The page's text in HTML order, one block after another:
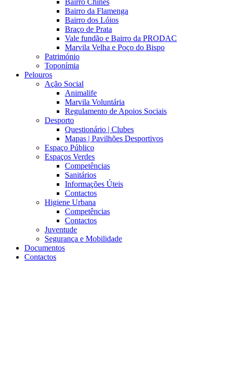
Bairro Chinês
Bairro da Flamenga
Bairro dos Lóios
Braço de Prata
Vale fundão e Bairro da PRODAC
Marvila Velha e Poço do Bispo
Património
Toponímia
Pelouros
Ação Social
Animalife
Marvila Voluntária
Regulamento de Apoios Sociais
Desporto
Questionário | Clubes
Mapas | Pavilhões Desportivos
Espaço Público
Espaços Verdes
Competências
Sanitários
Informações Úteis
Contactos
Higiene Urbana
Competências
Contactos
Juventude
Segurança e Mobilidade
Documentos
Contactos